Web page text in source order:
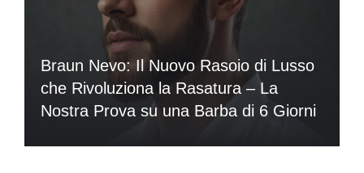
Braun Nevo: Il Nuovo Rasoio di Lusso
che Rivoluziona la Rasatura – La
Nostra Prova su una Barba di 6 Giorni